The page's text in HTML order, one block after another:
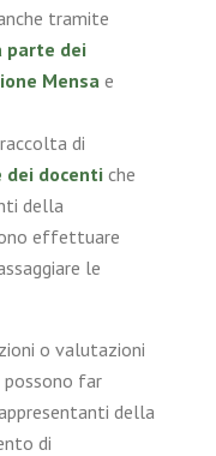
tramite
parte dei
Mensa e
di
dei docenti che
della
effettuare
le
o valutazioni
possono far
della
di